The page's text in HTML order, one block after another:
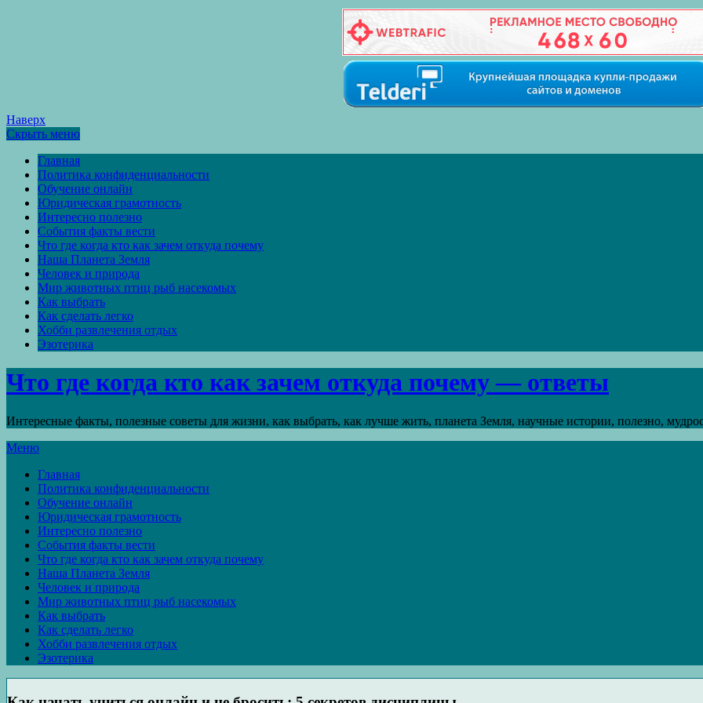
Наверх
Скрыть меню
Главная
Политика конфиденциальности
Обучение онлайн
Юридическая грамотность
Интересно полезно
События факты вести
Что где когда кто как зачем откуда почему
Наша Планета Земля
Человек и природа
Мир животных птиц рыб насекомых
Как выбрать
Как сделать легко
Хобби развлечения отдых
Эзотерика
Что где когда кто как зачем откуда почему — ответы
Интересные факты, полезные советы для жизни, как выбрать, как лучше жить, планета Земля, научные истории, полезно,
Меню
Главная
Политика конфиденциальности
Обучение онлайн
Юридическая грамотность
Интересно полезно
События факты вести
Что где когда кто как зачем откуда почему
Наша Планета Земля
Человек и природа
Мир животных птиц рыб насекомых
Как выбрать
Как сделать легко
Хобби развлечения отдых
Эзотерика